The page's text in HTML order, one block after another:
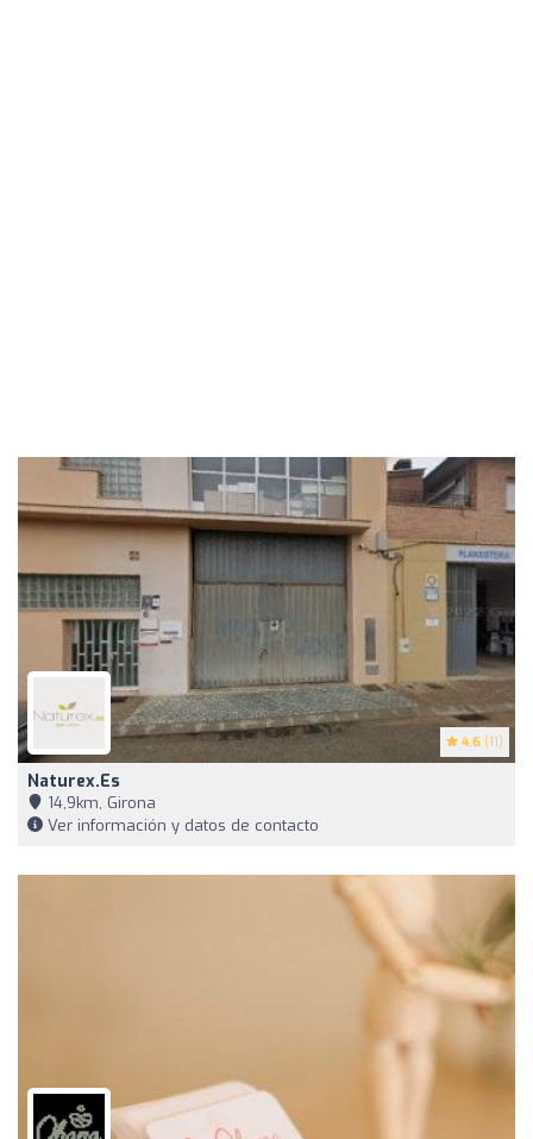
4.6 (11)
Naturex.es
14,9km, Girona
Ver información y datos de contacto